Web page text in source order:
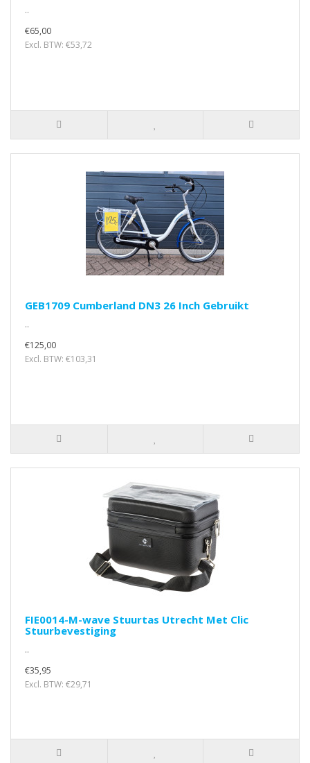
..
€65,00
Excl. BTW: €53,72
GEB1709 Cumberland DN3 26 Inch Gebruikt
..
€125,00
Excl. BTW: €103,31
FIE0014-M-wave Stuurtas Utrecht Met Clic
Stuurbevestiging
..
€35,95
Excl. BTW: €29,71